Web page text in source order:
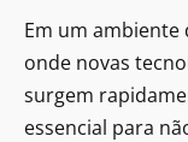
Em um
onde novas
surgem
essencial para